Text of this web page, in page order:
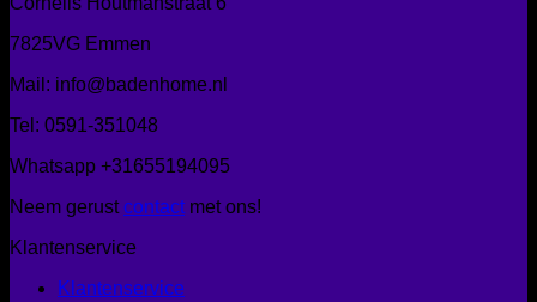
7825VG Emmen
Mail: info@badenhome.nl
Tel: 0591-351048
Whatsapp +31655194095
Neem gerustcontact met ons!
Klantenservice
Klantenservice